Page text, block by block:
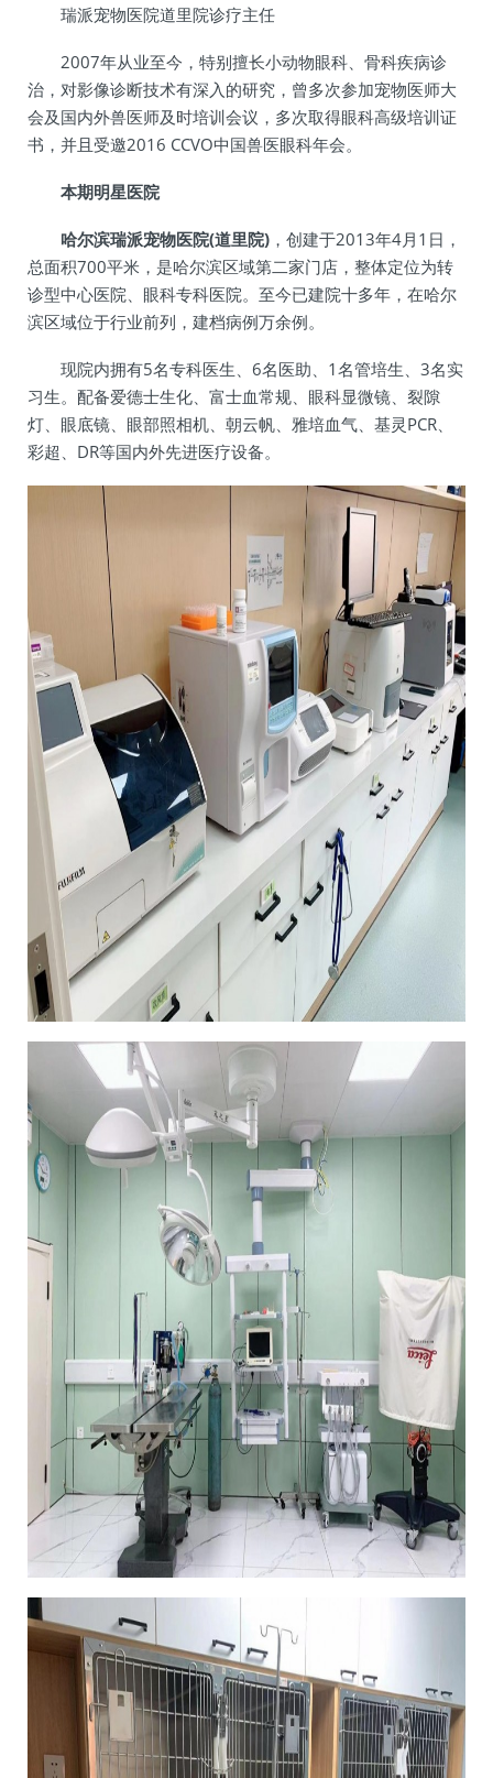
瑞派宠物医院道里院诊疗主任
2007年从业至今，特别擅长小动物眼科、骨科疾病诊
治，对影像诊断技术有深入的研究，曾多次参加宠物医师大
会及国内外兽医师及时培训会议，多次取得眼科高级培训证
书，并且受邀2016 CCVO中国兽医眼科年会。
本期明星医院
哈尔滨瑞派宠物医院(道里院) ，创建于2013年4月1日，
总面积700平米，是哈尔滨区域第二家门店，整体定位为转
诊型中心医院、眼科专科医院。至今已建院十多年，在哈尔
滨区域位于行业前列，建档病例万余例。
现院内拥有5名专科医生、6名医助、1名管培生、3名实
习生。配备爱德士生化、富士血常规、眼科显微镜、裂隙
灯、眼底镜、眼部照相机、朝云帆、雅培血气、基灵PCR、
彩超、DR等国内外先进医疗设备。